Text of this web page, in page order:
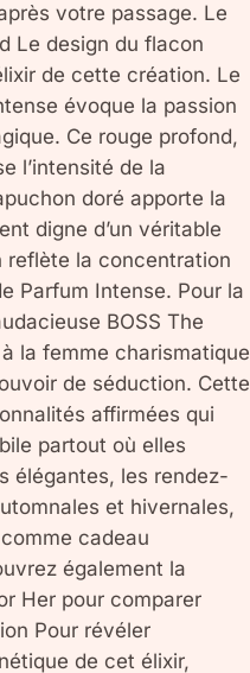
votre passage. Le
Le design du flacon
de cette création. Le
évoque la passion
Ce rouge profond,
l’intensité de la
doré apporte la
digne d’un véritable
reflète la concentration
Parfum Intense. Pour la
BOSS The
à la femme charismatique
de séduction. Cette
affirmées qui
partout où elles
élégantes, les rendez-
et hivernales,
cadeau
également la
Her pour comparer
Pour révéler
de cet élixir,